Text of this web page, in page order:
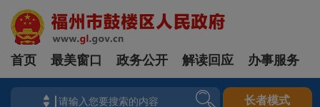
首页 最美窗口 政务公开 解读回应 办事服务
长者模式